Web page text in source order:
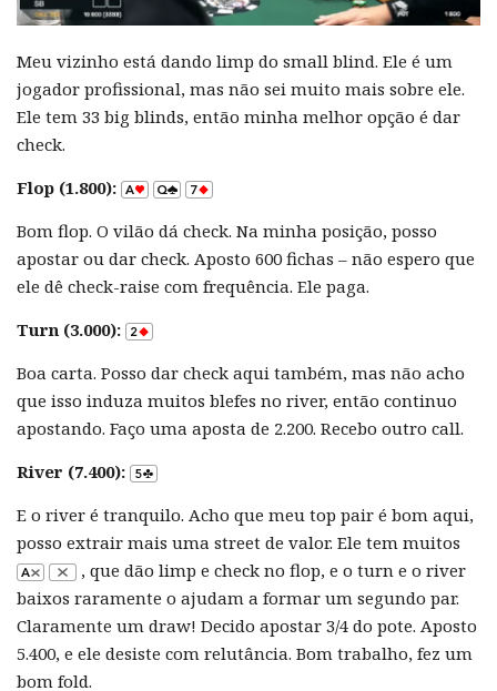
Meu vizinho está dando limp do small blind. Ele é um
jogador profissional, mas não sei muito mais sobre ele.
Ele tem 33 big blinds, então minha melhor opção é dar
check.
Flop (1.800):
Bom flop. O vilão dá check. Na minha posição, posso
apostar ou dar check. Aposto 600 fichas – não espero que
ele dê check-raise com frequência. Ele paga.
Turn (3.000):
Boa carta. Posso dar check aqui também, mas não acho
que isso induza muitos blefes no river, então continuo
apostando. Faço uma aposta de 2.200. Recebo outro call.
River (7.400):
E o river é tranquilo. Acho que meu top pair é bom aqui,
posso extrair mais uma street de valor. Ele tem muitos
, que dão limp e check no flop, e o turn e o river
baixos raramente o ajudam a formar um segundo par.
Claramente um draw! Decido apostar 3/4 do pote. Aposto
5.400, e ele desiste com relutância. Bom trabalho, fez um
bom fold.